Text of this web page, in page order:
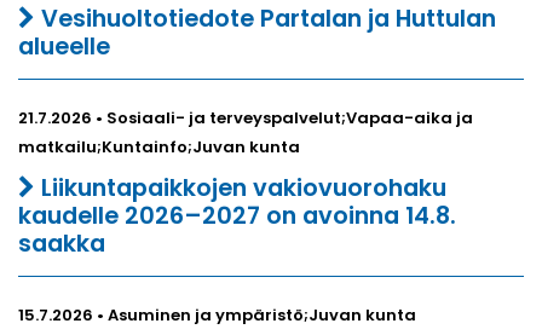
Vesihuoltotiedote Partalan ja Huttulan
alueelle
21.7.2026 • Sosiaali- ja terveyspalvelut;Vapaa-aika ja
matkailu;Kuntainfo;Juvan kunta
Liikuntapaikkojen vakiovuorohaku
kaudelle 2026–2027 on avoinna 14.8.
saakka
15.7.2026 • Asuminen ja ympäristö;Juvan kunta